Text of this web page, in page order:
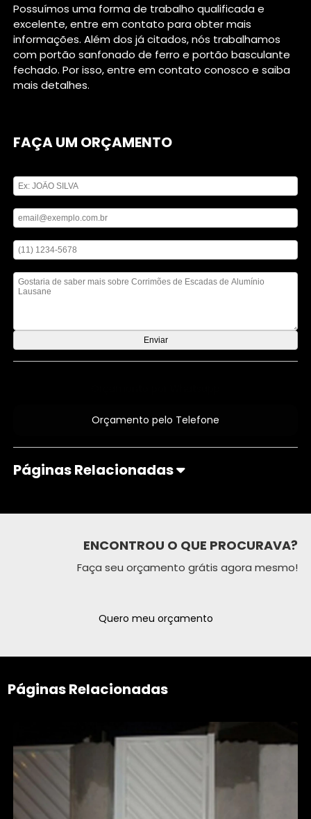
Possuímos uma forma de trabalho qualificada e
excelente, entre em contato para obter mais
informações. Além dos já citados, nós trabalhamos
com portão sanfonado de ferro e portão basculante
fechado. Por isso, entre em contato conosco e saiba
mais detalhes.
FAÇA UM ORÇAMENTO
Orçamento pelo Telefone
Páginas Relacionadas
ENCONTROU O QUE PROCURAVA?
Faça seu orçamento grátis agora mesmo!
Quero meu orçamento
Páginas Relacionadas